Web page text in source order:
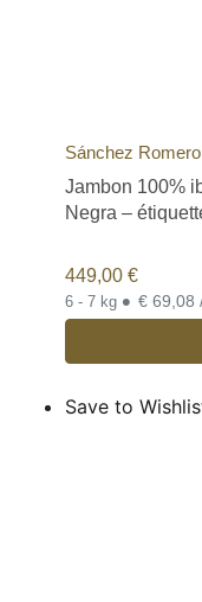
Sánchez
Jambon 100%
Negra –
449,00 €
6 - 7 kg • € 69,08
Save to